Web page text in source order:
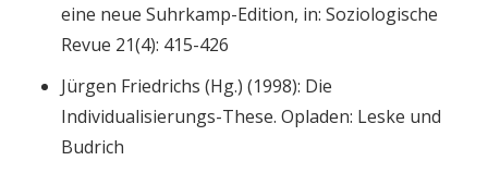
eine neue Suhrkamp-Edition, in: Soziologische
Revue 21(4): 415-426
Jürgen Friedrichs (Hg.) (1998): Die
Individualisierungs-These. Opladen: Leske und
Budrich